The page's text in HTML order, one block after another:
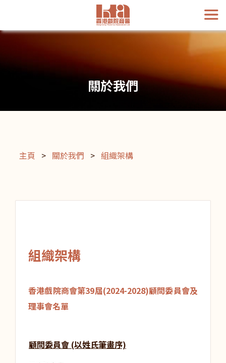
關於我們
主頁 > 關於我們 > 組織架構
組織架構
香港戲院商會第39屆(2024-2028)顧問委員會及
理事會名單
顧問委員會 (以姓氏筆畫序)